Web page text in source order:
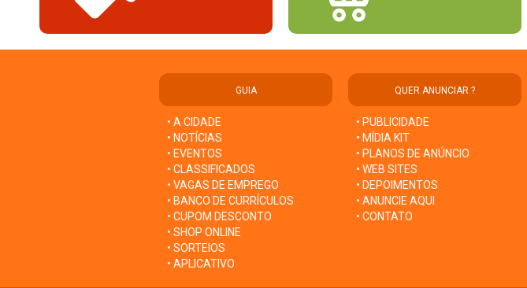
GUIA
• A CIDADE
• NOTÍCIAS
• EVENTOS
• CLASSIFICADOS
• VAGAS DE EMPREGO
• BANCO DE CURRÍCULOS
• CUPOM DESCONTO
• SHOP ONLINE
• SORTEIOS
• APLICATIVO
QUER ANUNCIAR ?
• PUBLICIDADE
• MÍDIA KIT
• PLANOS DE ANÚNCIO
• WEB SITES
• DEPOIMENTOS
• ANUNCIE AQUI
• CONTATO